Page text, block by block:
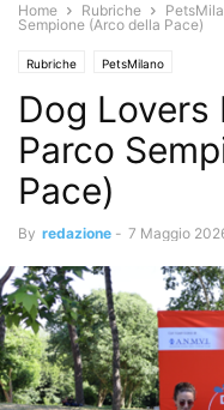
Home Rubriche
Sempione (Arco della Pace)
Rubriche PetsMilano
Dog Lovers
Parco
Pace)
By redazione - 7 Maggio